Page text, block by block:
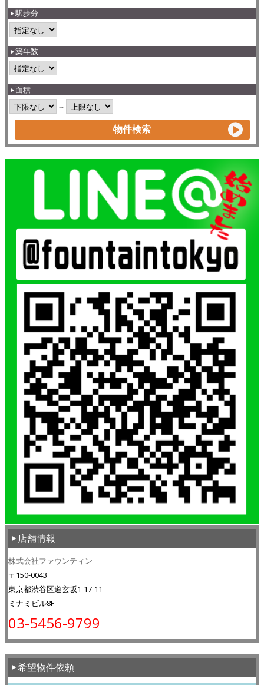
駅歩分
築年数
面積
～
店舗情報
株式会社ファウンティン
〒150-0043
東京都渋谷区道玄坂1-17-11
ミナミビル8F
03-5456-9799
希望物件依頼